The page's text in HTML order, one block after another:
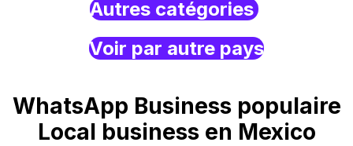
Autres catégories
Voir par autre pays
WhatsApp Business populaire
Local business en Mexico